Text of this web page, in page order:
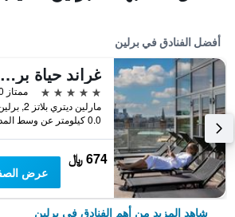
أفضل الفنادق في برلين
غراند حياة برلين
5 نجوم
ممتاز 9.0
0.0 كيلومتر عن وسط المدينة
674 ﷼
عرض
شاهد المزيد من أهم الفنادق في برلين